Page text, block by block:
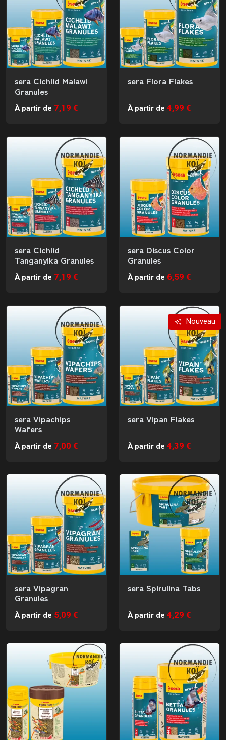
sera Cichlid Malawi
Granules
À partir de 7,19 €
sera Flora Flakes
À partir de 4,99 €
sera Cichlid
Tanganyika Granules
À partir de 7,19 €
sera Discus Color
Granules
À partir de 6,59 €
sera Vipachips
Wafers
À partir de 7,00 €
Nouveau
sera Vipan Flakes
À partir de 4,39 €
sera Vipagran
Granules
À partir de 5,09 €
sera Spirulina Tabs
À partir de 4,29 €